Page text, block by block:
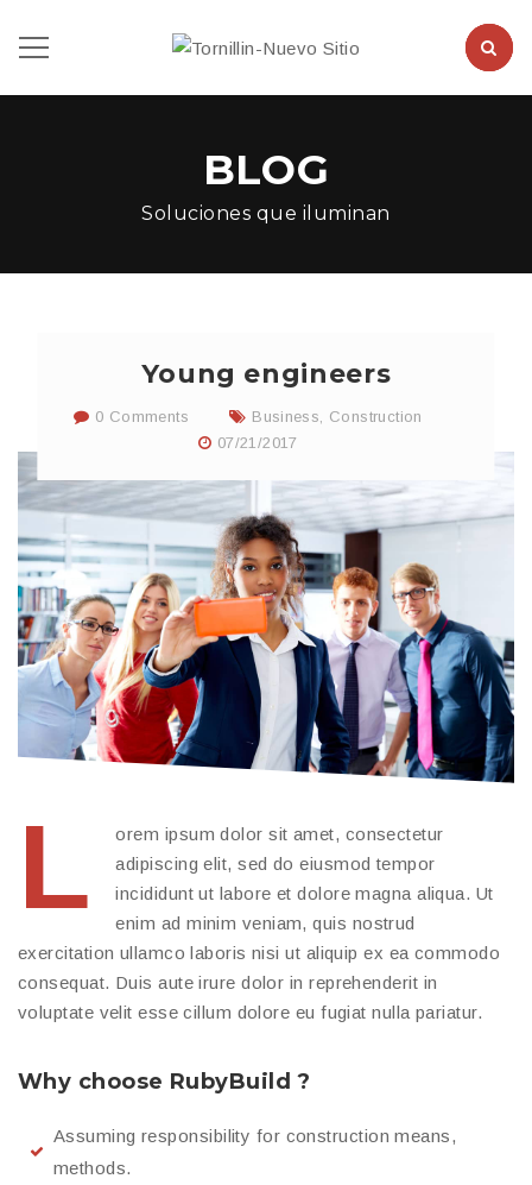
BLOG
Soluciones que iluminan
Young engineers
0 Comments Business
Construction
07/21/2017
L
orem ipsum dolor sit amet, consectetur
adipiscing elit, sed do eiusmod tempor
incididunt ut labore et dolore magna aliqua. Ut
enim ad minim veniam, quis nostrud
exercitation ullamco laboris nisi ut aliquip ex ea commodo
consequat. Duis aute irure dolor in reprehenderit in
voluptate velit esse cillum dolore eu fugiat nulla pariatur.
Why choose RubyBuild ?
Assuming responsibility for construction means,
methods.